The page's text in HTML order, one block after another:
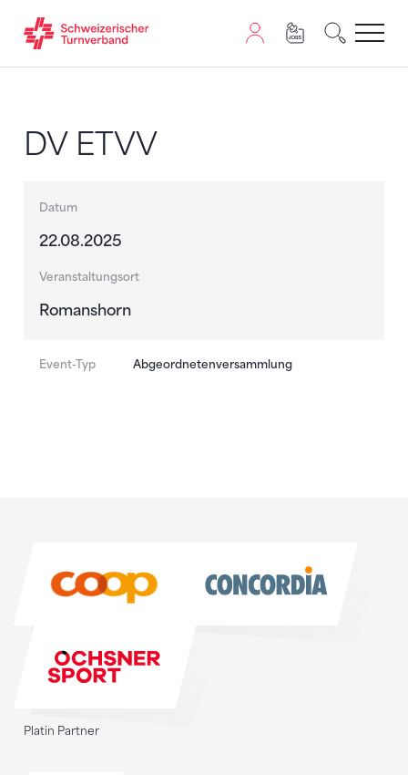
DV ETVV
Datum
22.08.2025
Veranstaltungsort
Romanshorn
Event-Typ Abgeordnetenversammlung
Platin Partner